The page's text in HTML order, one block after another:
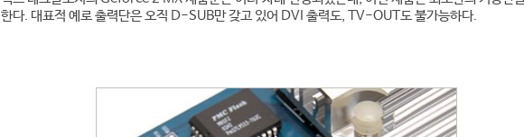
한다. 대표적 예로 출력단은 오직 D-SUB만 갖고 있어 DVI 출력도, TV-OUT도 불가능하다.